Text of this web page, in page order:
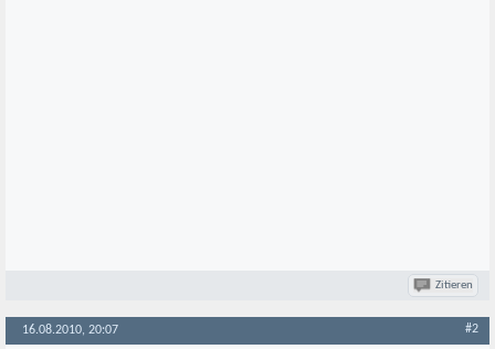
Zitieren
16.08.2010, 20:07 #2